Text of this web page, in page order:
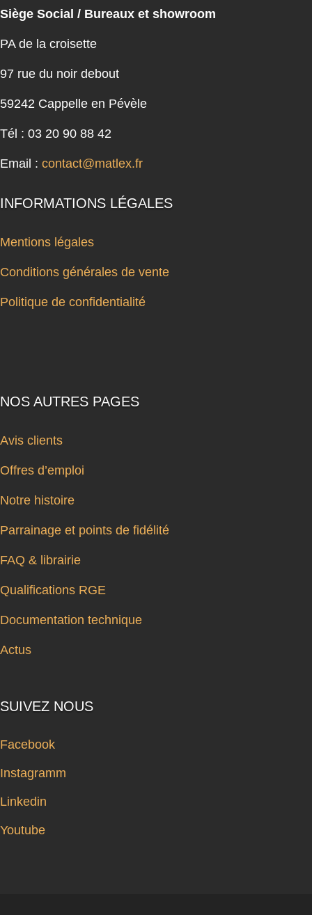
Siège Social / Bureaux et showroom
PA de la croisette
97 rue du noir debout
59242 Cappelle en Pévèle
Tél : 03 20 90 88 42
Email : contact@matlex.fr
INFORMATIONS LÉGALES
Mentions légales
Conditions générales de vente
Politique de confidentialité
NOS AUTRES PAGES
Avis clients
Offres d’emploi
Notre histoire
Parrainage et points de fidélité
FAQ & librairie
Qualifications RGE
Documentation technique
Actus
SUIVEZ NOUS
Facebook
Instagramm
Linkedin
Youtube